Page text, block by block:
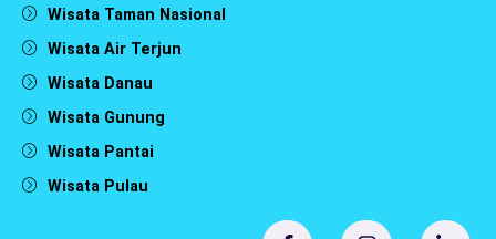
Wisata Taman Nasional
Wisata Air Terjun
Wisata Danau
Wisata Gunung
Wisata Pantai
Wisata Pulau